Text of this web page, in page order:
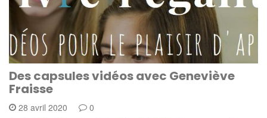
Des capsules vidéos avec Geneviève
Fraisse
28 avril 2020 0